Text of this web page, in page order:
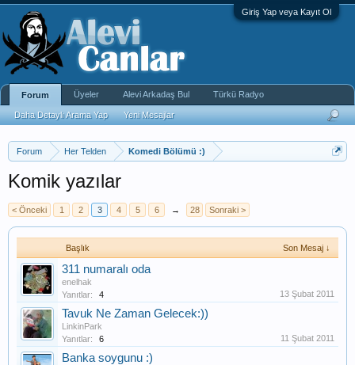
Giriş Yap veya Kayıt Ol
Forum Her Telden Komedi Bölümü :)
Komik yazılar
< Önceki 1 2 3 4 5 6 → 28 Sonraki >
Başlık Son Mesaj ↓
311 numaralı oda
enelhak
Yanıtlar:
4 13 Şubat 2011
Tavuk Ne Zaman Gelecek:))
LinkinPark
Yanıtlar:
6 11 Şubat 2011
Banka soygunu :)
Forum
Daha Detaylı Arama Yap Yeni Mesajlar
Üyeler Alevi Arkadaş Bul Türkü Radyo